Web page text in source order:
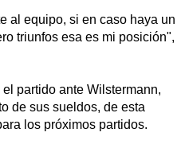
al equipo, si en caso haya un
triunfos esa es mi posición",
partido ante Wilstermann,
de sus sueldos, de esta
los próximos partidos.